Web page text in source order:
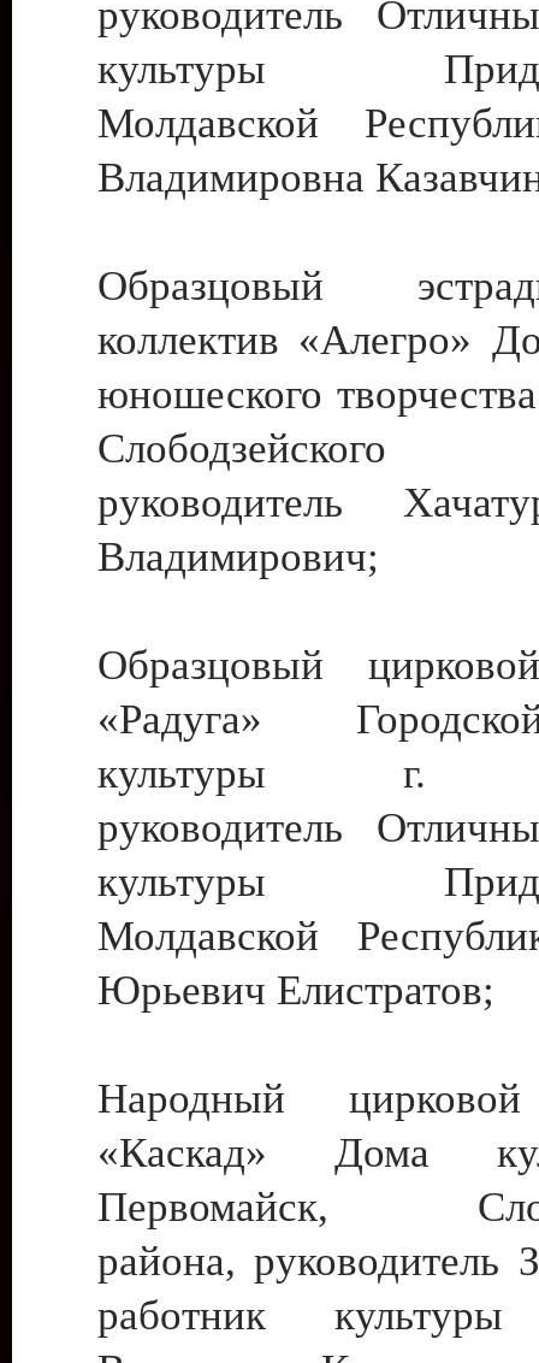
руководитель
культуры
Молдавской
Владимировна
Образцовый
коллектив «Алегро»
юношеского
руководитель
Владимирович;
Образцовый
«Радуга»
культуры г.
руководитель
культуры
Молдавской
Юрьевич Елистратов;
Народный цирковой
«Каскад» Дома
Первомайск,
района, руководитель
работник культуры